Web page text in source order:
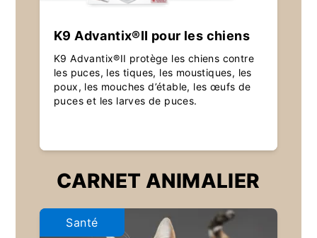
K9 Advantix®II pour les chiens
K9 Advantix®II protège les chiens contre
les puces, les tiques, les moustiques, les
poux, les mouches d’étable, les œufs de
puces et les larves de puces.
CARNET ANIMALIER
Santé